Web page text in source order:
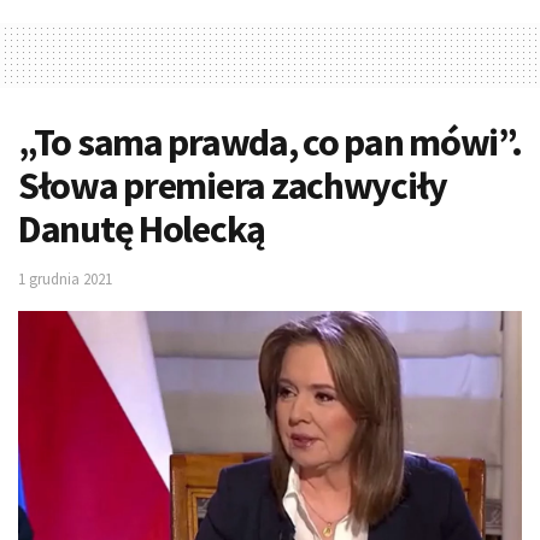
„To sama prawda, co pan mówi”.
Słowa premiera zachwyciły
Danutę Holecką
1 grudnia 2021